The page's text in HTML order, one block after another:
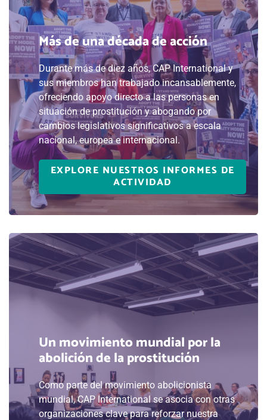
Más de una década de acción
Durante más de diez años, CAP International y
sus miembros han trabajado incansablemente,
ofreciendo apoyo directo a las personas en
situación de prostitución y abogando por
cambios legislativos significativos a escala
nacional, europea e internacional.
EXPLORE NUESTROS INFORMES DE
ACTIVIDAD
Un movimiento mundial por la
abolición de la prostitución
Como parte del movimiento abolicionista
mundial, CAP International se asocia con otras
organizaciones clave para reforzar nuestra